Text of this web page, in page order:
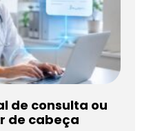
de consulta ou
de cabeça